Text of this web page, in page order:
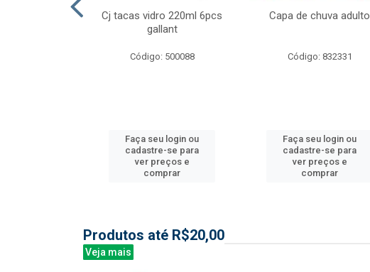
Cj tacas vidro 220ml 6pcs
gallant
Código: 500088
Faça seu login ou
cadastre-se para
ver preços e
comprar
Capa de chuva adulto
Código: 832331
Faça seu login ou
cadastre-se para
ver preços e
comprar
Produtos até R$20,00
Veja mais